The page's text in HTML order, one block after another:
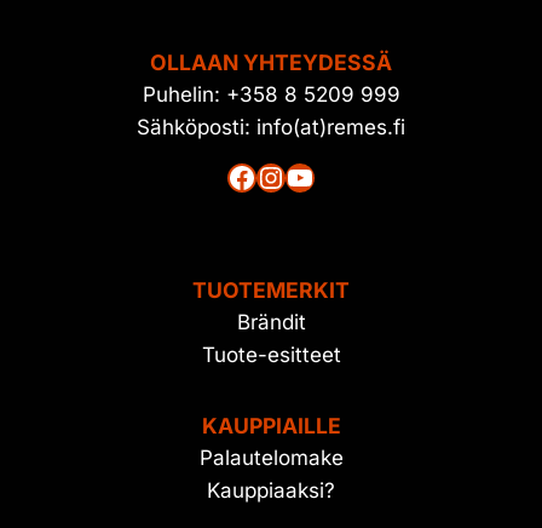
OLLAAN YHTEYDESSÄ
Puhelin: +358 8 5209 999
Sähköposti: info(at)remes.fi
Facebook
Instagram
YouTube
TUOTEMERKIT
Brändit
Tuote-esitteet
KAUPPIAILLE
Palautelomake
Kauppiaaksi?